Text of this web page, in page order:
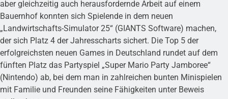
aber gleichzeitig auch herausfordernde Arbeit auf einem
Bauernhof konnten sich Spielende in dem neuen
„Landwirtschafts-Simulator 25“ (GIANTS Software) machen,
der sich Platz 4 der Jahresscharts sichert. Die Top 5 der
erfolgreichsten neuen Games in Deutschland rundet auf dem
fünften Platz das Partyspiel „Super Mario Party Jamboree“
(Nintendo) ab, bei dem man in zahlreichen bunten Minispielen
mit Familie und Freunden seine Fähigkeiten unter Beweis